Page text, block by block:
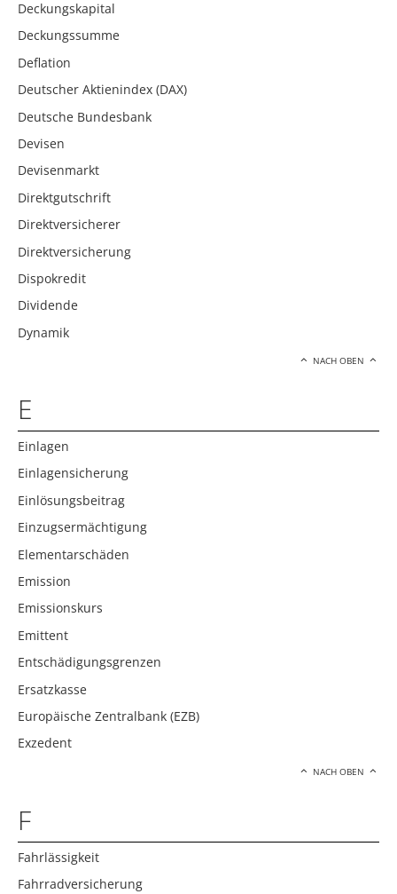
Deckungskapital
Deckungssumme
Deflation
Deutscher Aktienindex (DAX)
Deutsche Bundesbank
Devisen
Devisenmarkt
Direktgutschrift
Direktversicherer
Direktversicherung
Dispokredit
Dividende
Dynamik
NACH OBEN
E
Einlagen
Einlagensicherung
Einlösungsbeitrag
Einzugsermächtigung
Elementarschäden
Emission
Emissionskurs
Emittent
Entschädigungsgrenzen
Ersatzkasse
Europäische Zentralbank (EZB)
Exzedent
NACH OBEN
F
Fahrlässigkeit
Fahrradversicherung